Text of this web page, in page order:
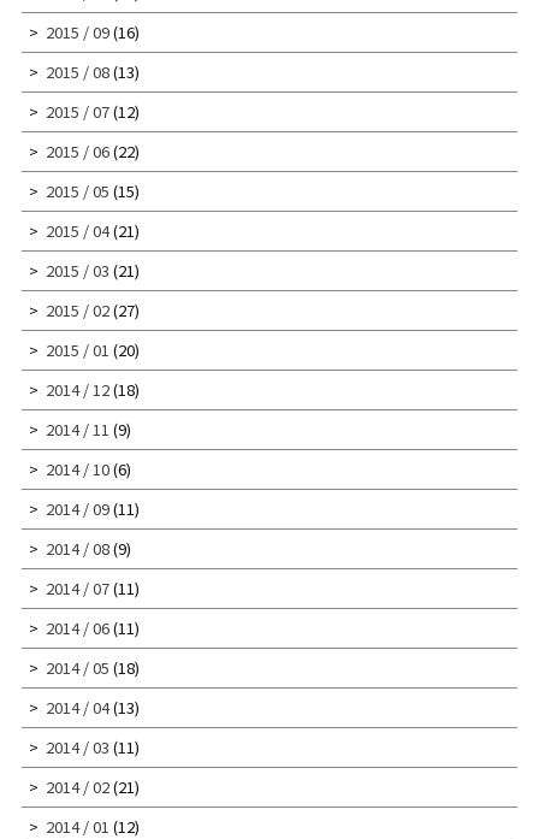
2015 / 09(16)
2015 / 08(13)
2015 / 07(12)
2015 / 06(22)
2015 / 05 (15)
2015 / 04(21)
2015 / 03 (21)
2015 / 02(27)
2015 / 01 (20)
2014 / 12(18)
2014 / 11 (9)
2014 / 10(6)
2014 / 09(11)
2014 / 08(9)
2014 / 07(11)
2014 / 06(11)
2014 / 05 (18)
2014 / 04(13)
2014 / 03 (11)
2014 / 02(21)
2014 / 01 (12)